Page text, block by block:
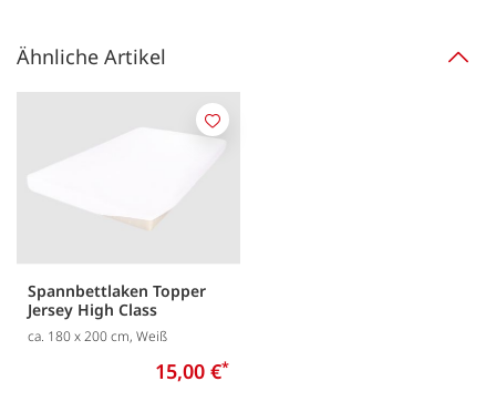
Ähnliche Artikel
Spannbettlaken Topper
Jersey High Class
ca. 180 x 200 cm, Weiß
15,00 €*
Merken